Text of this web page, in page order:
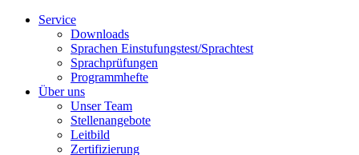
Service
Downloads
Sprachen Einstufungstest/Sprachtest
Sprachprüfungen
Programmhefte
Über uns
Unser Team
Stellenangebote
Leitbild
Zertifizierung